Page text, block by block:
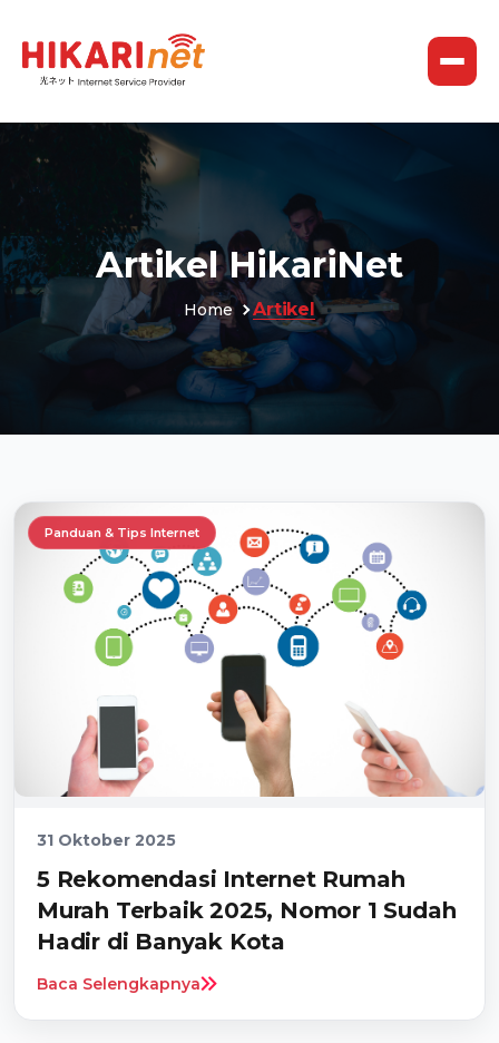
Artikel HikariNet
Home Artikel
Panduan & Tips Internet
31 Oktober 2025
5 Rekomendasi Internet Rumah
Murah Terbaik 2025, Nomor 1 Sudah
Hadir di Banyak Kota
Baca Selengkapnya